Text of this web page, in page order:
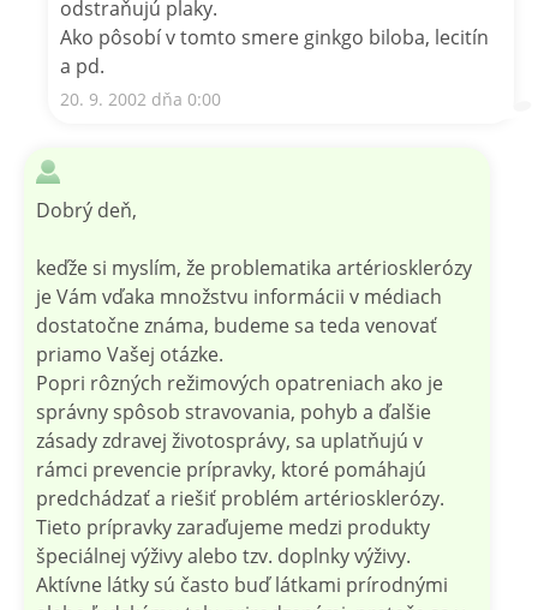
odstraňujú plaky.
Ako pôsobí v tomto smere ginkgo biloba, lecitín
a pd.
20. 9. 2002 dňa 0:00
Dobrý deň,
keďže si myslím, že problematika artériosklerózy
je Vám vďaka množstvu informácii v médiach
dostatočne známa, budeme sa teda venovať
priamo Vašej otázke.
Popri rôzných režimových opatreniach ako je
správny spôsob stravovania, pohyb a ďalšie
zásady zdravej životosprávy, sa uplatňujú v
rámci prevencie prípravky, ktoré pomáhajú
predchádzať a riešiť problém artériosklerózy.
Tieto prípravky zaraďujeme medzi produkty
špeciálnej výživy alebo tzv. doplnky výživy.
Aktívne látky sú často buď látkami prírodnými